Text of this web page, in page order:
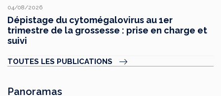
04/08/2026
Dépistage du cytomégalovirus au 1er
trimestre de la grossesse : prise en charge et
suivi
TOUTES LES PUBLICATIONS
Panoramas